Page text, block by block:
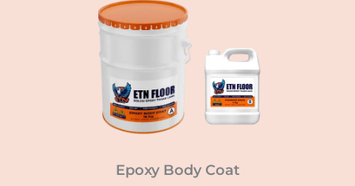
Epoxy Body Coat